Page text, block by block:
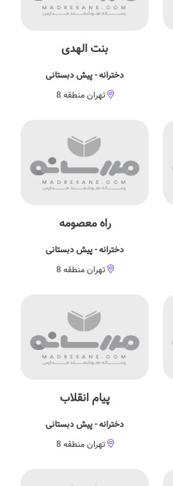
بنت الهدی
دخترانه - پیش دبستانی
تهران منطقه 8
راه معصومه
دخترانه - پیش دبستانی
تهران منطقه 8
پیام انقلاب
دخترانه - پیش دبستانی
تهران منطقه 8